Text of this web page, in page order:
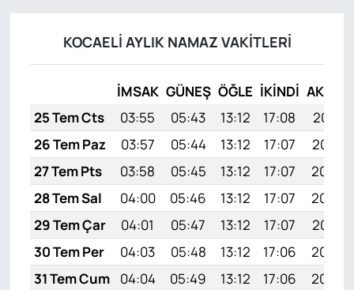
KOCAELİ AYLIK NAMAZ VAKITLERI
İMSAK GÜNEŞ ÖĞLE İKINDI AKŞAM
25 Tem Cts
03:55 05:43 13:12 17:08
20:31
26 Tem Paz
03:57 05:44 13:12 17:07
20:30
27 Tem Pts
03:58 05:45 13:12 17:07
20:29
28 Tem Sal
04:00 05:46 13:12 17:07
20:28
29 Tem Çar
04:01 05:47 13:12 17:07
20:27
30 Tem Per
04:03 05:48 13:12 17:06
20:26
31 Tem Cum
04:04 05:49 13:12 17:06
20:25